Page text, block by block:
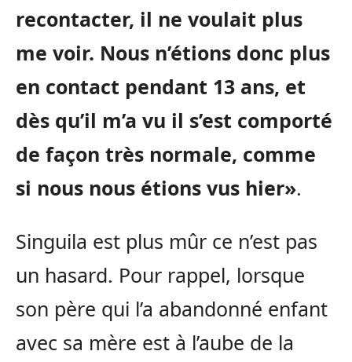
recontacter, il ne voulait plus
me voir. Nous n’étions donc plus
en contact pendant 13 ans, et
dès qu’il m’a vu il s’est comporté
de façon très normale, comme
si nous nous étions vus hier».
Singuila est plus mûr ce n’est pas
un hasard. Pour rappel, lorsque
son père qui l’a abandonné enfant
avec sa mère est à l’aube de la